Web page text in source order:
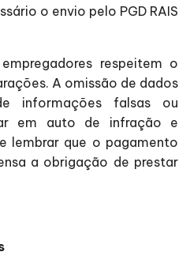
o envio pelo PGD RAIS
respeitem o
A omissão de dados
informações falsas ou
em auto de infração e
lembrar que o pagamento
a obrigação de prestar